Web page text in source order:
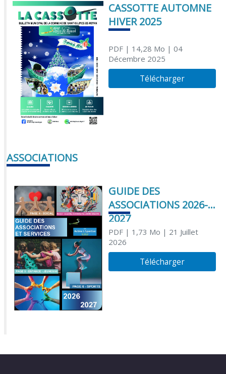
CASSOTTE AUTOMNE
HIVER 2025
PDF| 14,28 Mo | 04
Décembre 2025
Télécharger
ASSOCIATIONS
GUIDE DES
ASSOCIATIONS 2026-
2027
PDF| 1,73 Mo | 21 Juillet
2026
Télécharger